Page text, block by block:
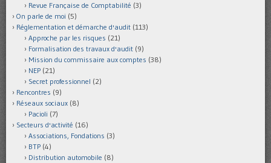
Revue Française de Comptabilité (3)
On parle de moi (5)
Réglementation et démarche d'audit (113)
Approche par les risques (21)
Formalisation des travaux d'audit (9)
Mission du commissaire aux comptes (38)
NEP (21)
Secret professionnel (2)
Rencontres (9)
Réseaux sociaux (8)
Pacioli (7)
Secteurs d'activité (16)
Associations, Fondations (3)
BTP (4)
Distribution automobile (8)